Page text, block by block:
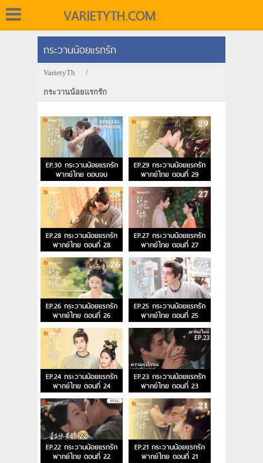
VARIETYTH.COM
กระวานน้อยแรกรัก
VarietyTh /
กระวานน้อยแรกรัก
EP.30 กระวานน้อยแรกรัก
พากย์ไทย ตอนจบ
EP.29 กระวานน้อยแรกรัก
พากย์ไทย ตอนที่ 29
EP.28 กระวานน้อยแรกรัก
พากย์ไทย ตอนที่ 28
EP.27 กระวานน้อยแรกรัก
พากย์ไทย ตอนที่ 27
EP.26 กระวานน้อยแรกรัก
พากย์ไทย ตอนที่ 26
EP.25 กระวานน้อยแรกรัก
พากย์ไทย ตอนที่ 25
EP.24 กระวานน้อยแรกรัก
พากย์ไทย ตอนที่ 24
EP.23 กระวานน้อยแรกรัก
พากย์ไทย ตอนที่ 23
EP.22 กระวานน้อยแรกรัก
พากย์ไทย ตอนที่ 22
EP.21 กระวานน้อยแรกรัก
พากย์ไทย ตอนที่ 21